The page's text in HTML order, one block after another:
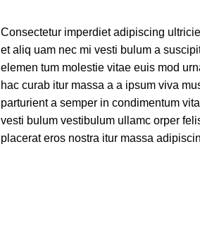
Consectetur imperdiet adipiscing
et aliq uam nec mi vesti bulum a
elemen tum molestie vitae euis mod
hac curab itur massa a a ipsum viva
parturient a semper in condimentum
vesti bulum vestibulum ullamc orper
placerat eros nostra itur massa